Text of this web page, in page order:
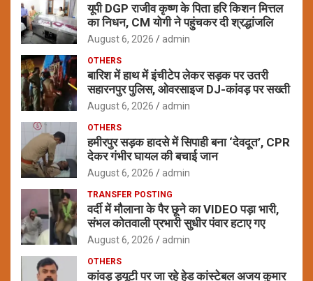
यूपी DGP राजीव कृष्ण के पिता हरि किशन मित्तल
का निधन, CM योगी ने पहुंचकर दी श्रद्धांजलि
August 6, 2026 admin
OTHERS
बारिश में हाथ में इंचीटेप लेकर सड़क पर उतरी
सहारनपुर पुलिस, ओवरसाइज DJ-कांवड़ पर सख्ती
August 6, 2026 admin
OTHERS
हमीरपुर सड़क हादसे में सिपाही बना ‘देवदूत’, CPR
देकर गंभीर घायल की बचाई जान
August 6, 2026 admin
TRANSFER POSTING
वर्दी में मौलाना के पैर छूने का VIDEO पड़ा भारी,
संभल कोतवाली प्रभारी सुधीर पंवार हटाए गए
August 6, 2026 admin
OTHERS
कांवड़ ड्यूटी पर जा रहे हेड कांस्टेबल अजय कुमार